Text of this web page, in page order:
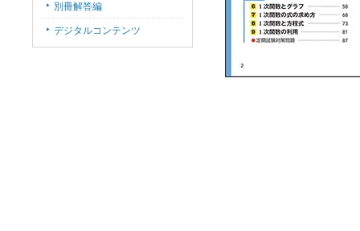
別冊解答編
デジタルコンテンツ